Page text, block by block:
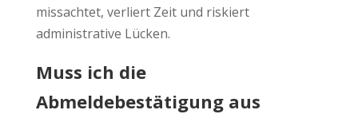
missachtet, verliert Zeit und riskiert
administrative Lücken.
Muss ich die
Abmeldebestätigung aus